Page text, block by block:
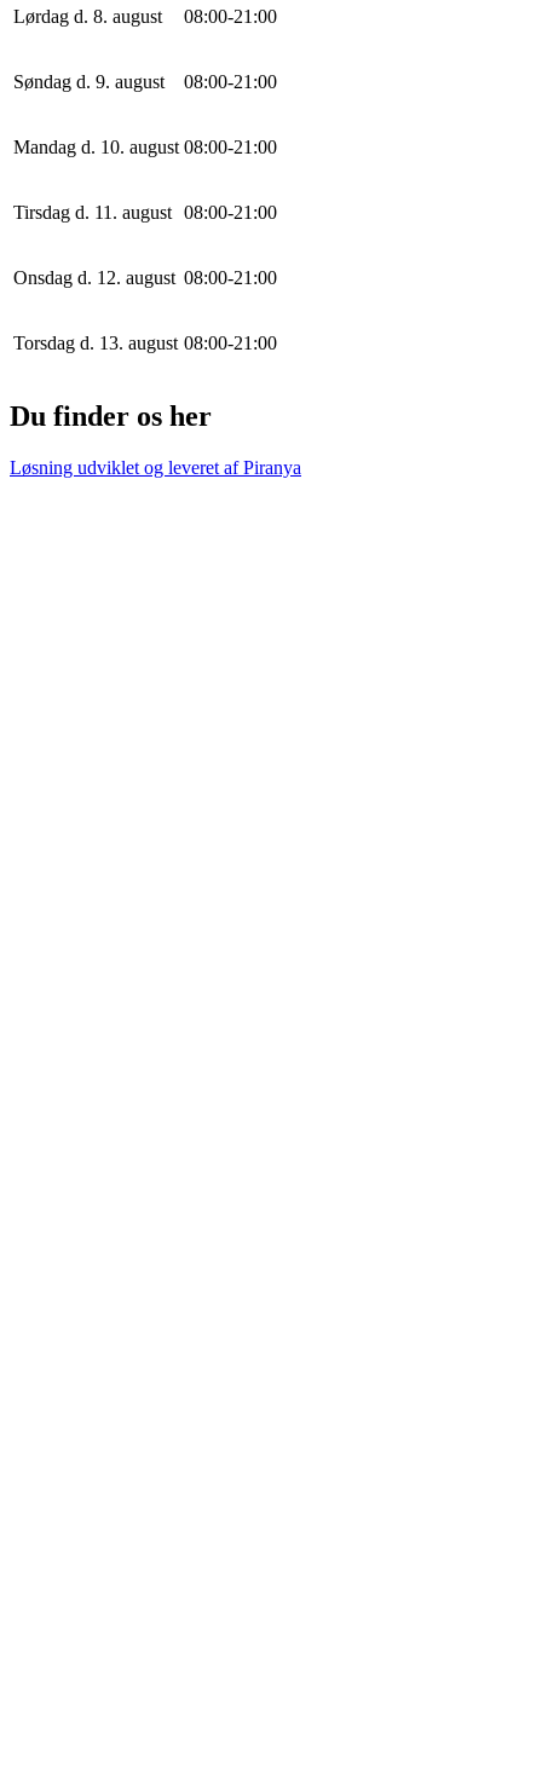
Lørdag d. 8. august 08:00-21 :00
Søndag d. 9. august 08:00-21 :00
Mandag d. 10. august 08:00-21 :00
Tirsdag d. 11. august 08:00-21 :00
Onsdag d. 12. august 08:00-21 :00
Torsdag d. 13. august 08:00-21 :00
Du finder os her
Løsning udviklet og leveret afPiranya